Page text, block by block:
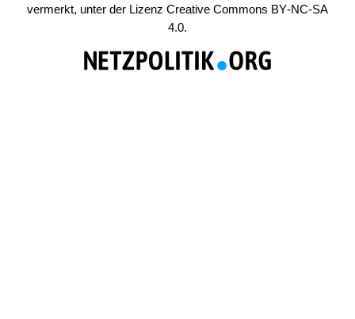
vermerkt, unter der Lizenz Creative Commons BY-NC-SA
4.0.